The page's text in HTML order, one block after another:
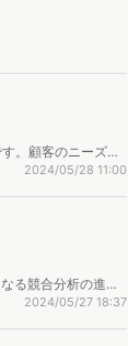
。顧客のニーズや
2024/05/28 11:00
る競合分析の進め
を解説します。
2024/05/27 18:37